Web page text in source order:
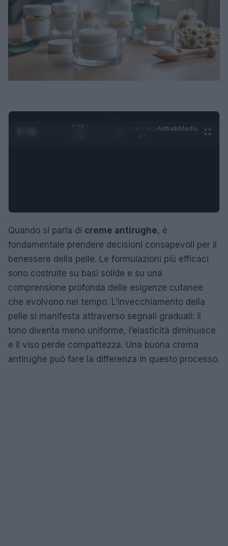
0:29 /
AdhubMedia
Quando si parla di creme antirughe, è
fondamentale prendere decisioni consapevoli per il
benessere della pelle. Le formulazioni più efficaci
sono costruite su basi solide e su una
comprensione profonda delle esigenze cutanee
che evolvono nel tempo. L’invecchiamento della
pelle si manifesta attraverso segnali graduali: il
tono diventa meno uniforme, l’elasticità diminuisce
e il viso perde compattezza. Una buona crema
antirughe può fare la differenza in questo processo.